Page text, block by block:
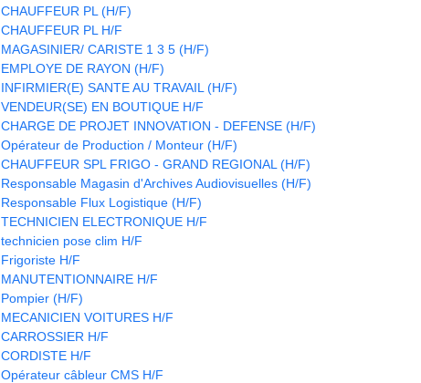
CHAUFFEUR PL (H/F)
CHAUFFEUR PL H/F
MAGASINIER/ CARISTE 1 3 5 (H/F)
EMPLOYE DE RAYON (H/F)
INFIRMIER(E) SANTE AU TRAVAIL (H/F)
VENDEUR(SE) EN BOUTIQUE H/F
CHARGE DE PROJET INNOVATION - DEFENSE (H/F)
Opérateur de Production / Monteur (H/F)
CHAUFFEUR SPL FRIGO - GRAND REGIONAL (H/F)
Responsable Magasin d'Archives Audiovisuelles (H/F)
Responsable Flux Logistique (H/F)
TECHNICIEN ELECTRONIQUE H/F
technicien pose clim H/F
Frigoriste H/F
MANUTENTIONNAIRE H/F
Pompier (H/F)
MECANICIEN VOITURES H/F
CARROSSIER H/F
CORDISTE H/F
Opérateur câbleur CMS H/F